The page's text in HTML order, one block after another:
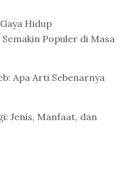
Hidup
Populer di Masa
Apa Arti Sebenarnya
Jenis, Manfaat, dan